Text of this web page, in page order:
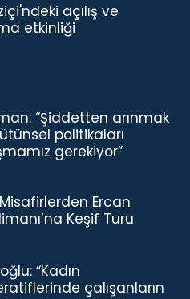
açılış ve
etkinliği
“Şiddetten arınmak
politikaları
gerekiyor”
Ercan
Keşif Turu
“Kadın
çalışanların